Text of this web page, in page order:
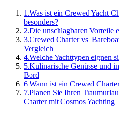
1 .Was ist ein Crewed Yacht
besonders?
2.Die unschlagbaren Vorteile
3.Crewed Charter vs.
Vergleich
4.Welche Yachttypen eignen
5.Kulinarische Genüsse und
Bord
6.Wann ist ein Crewed
7.Planen Sie Ihren
Charter mit Cosmos Yachting